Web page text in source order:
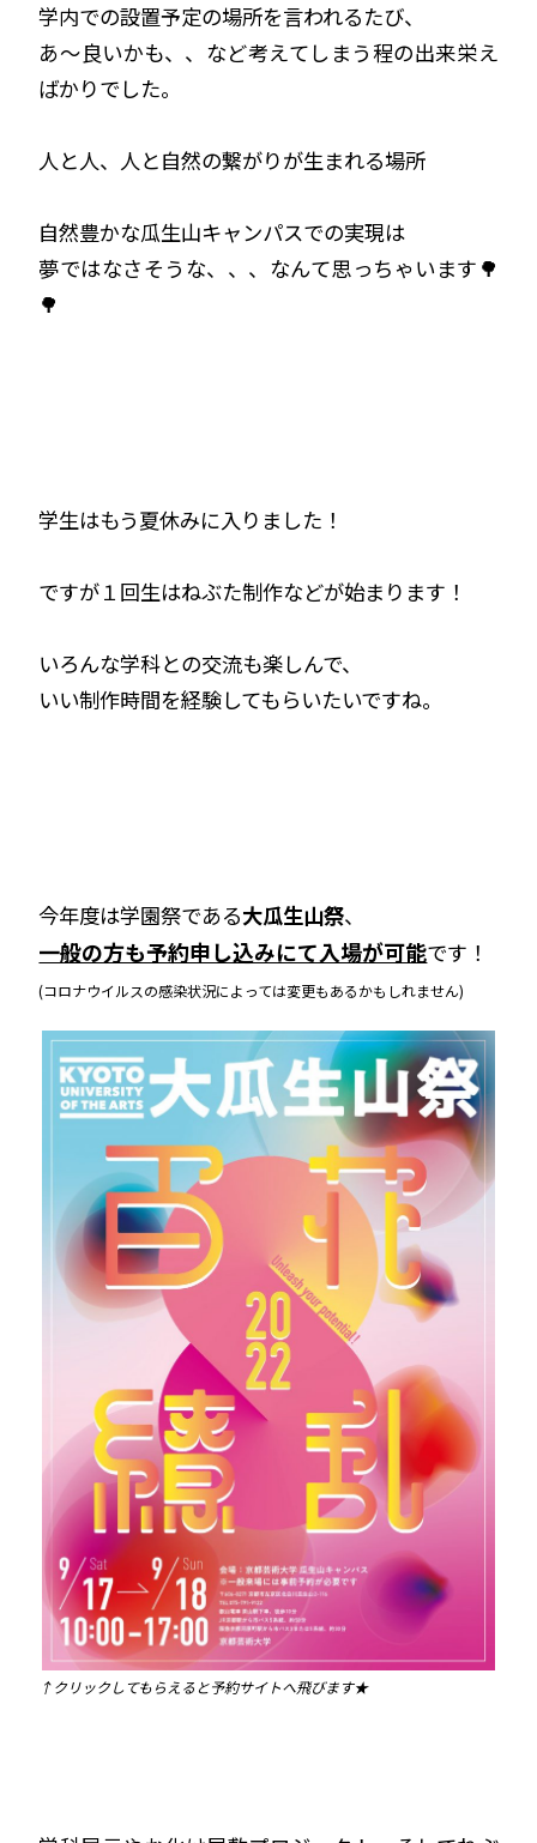
学内での設置予定の場所を言われるたび、
あ〜良いかも、、など考えてしまう程の出来栄え
ばかりでした。
人と人、人と自然の繋がりが生まれる場所
自然豊かな瓜生山キャンパスでの実現は
夢ではなさそうな、、、なんて思っちゃいます🌳
🌳
学生はもう夏休みに入りました！
ですが１回生はねぶた制作などが始まります！
いろんな学科との交流も楽しんで、
いい制作時間を経験してもらいたいですね。
今年度は学園祭である大瓜生山祭、
一般の方も予約申し込みにて入場が可能です！
(コロナウイルスの感染状況によっては変更もあるかもしれません)
↑クリックしてもらえると予約サイトへ飛びます★